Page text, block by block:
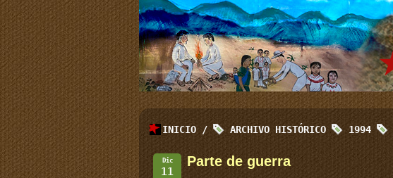
INICIO / ARCHIVO HISTÓRICO 1994
Dic
11
Parte de guerra